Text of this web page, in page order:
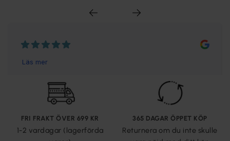
FRI FRAKT ÖVER 699 KR
1-2 vardagar (lagerförda
365 DAGAR ÖPPET KÖP
Returnera om du inte skulle